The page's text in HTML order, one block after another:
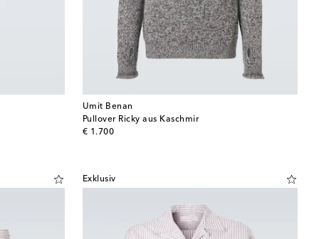
Umit Benan
Pullover Ricky aus Kaschmir
€ 1.700
original price
Exklusiv